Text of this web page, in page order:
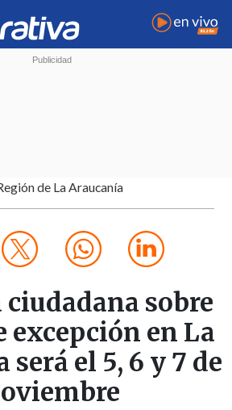
de La Araucanía
sobre
excepción en La
será el 5, 6 y 7 de